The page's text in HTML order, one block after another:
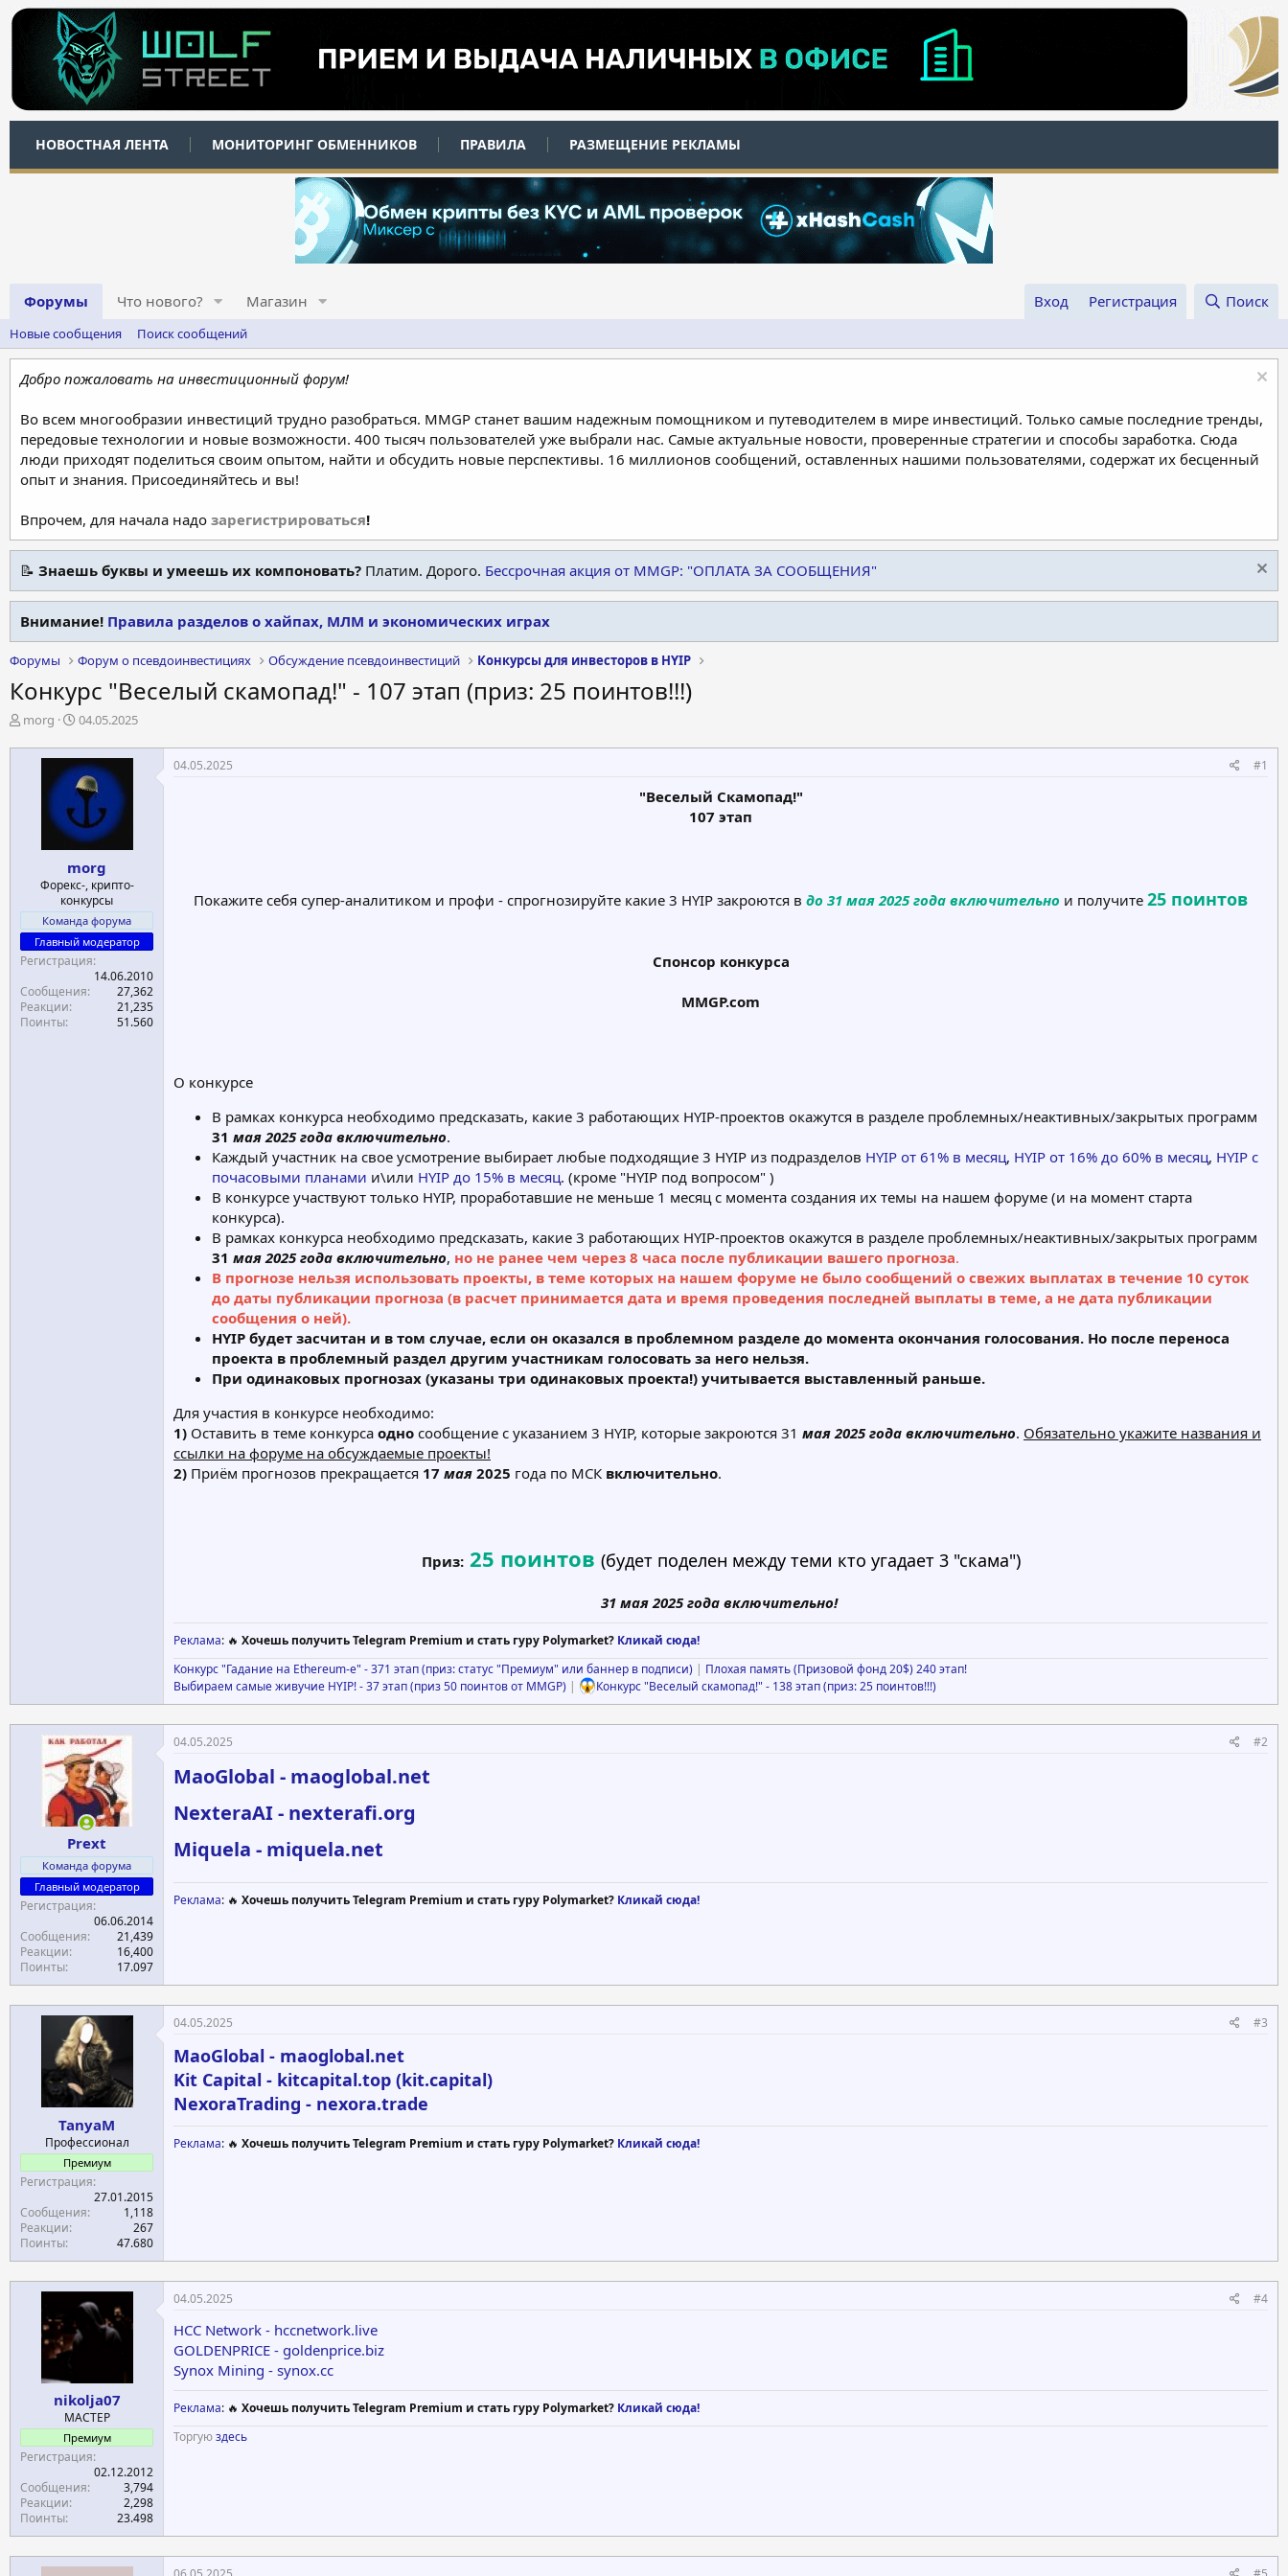
НОВОСТНАЯ ЛЕНТА МОНИТОРИНГ ОБМЕННИКОВ ПРАВИЛА РАЗМЕЩЕНИЕ РЕКЛАМЫ
Форумы Что нового? Магазин Вход Регистрация Поиск
Новые сообщения Поиск сообщений
Добро пожаловать на инвестиционный форум!
Во всем многообразии инвестиций трудно разобраться. MMGP станет вашим надежным помощником и путеводителем в мире инвестиций. Только самые последние тренды,
передовые технологии и новые возможности. 400 тысяч пользователей уже выбрали нас. Самые актуальные новости, проверенные стратегии и способы заработка. Сюда
люди приходят поделиться своим опытом, найти и обсудить новые перспективы. 16 миллионов сообщений, оставленных нашими пользователями, содержат их бесценный
опыт и знания. Присоединяйтесь и вы!
Впрочем, для начала надо зарегистрироваться!
📝 Знаешь буквы и умеешь их компоновать? Платим. Дорого. Бессрочная акция от MMGP: "ОПЛАТА ЗА СООБЩЕНИЯ"
Внимание! Правила разделов о хайпах, МЛМ и экономических играх
Форумы Форум о псевдоинвестициях Обсуждение псевдоинвестиций Конкурсы для инвесторов в HYIP
Конкурс "Веселый скамопад!" - 107 этап (приз: 25 поинтов!!!)
А
т
morg
Д
т
а
н
а
ч
а
а
04.05.2025
morg
Форекс-, крипто-
конкурсы
Команда форума
Главный модератор
Регистрация
14.06.2010
Сообщения
27,362
Реакции
21,235
Поинты
51.560
04.05.2025 #1
"Веселый Скамопад!"
107 этап
Покажите себя супер-аналитиком и профи - спрогнозируйте какие 3 HYIP закроются в до 31 мая 2025 года включительно и получите 25 поинтов
Спонсор конкурса
MMGP.com
О конкурсе
В рамках конкурса необходимо предсказать, какие 3 работающих HYIP-проектов окажутся в разделе проблемных/неактивных/закрытых программ
31 мая 2025 года включительно.
Каждый участник на свое усмотрение выбирает любые подходящие 3 HYIP из подразделов HYIP от 61% в месяц, HYIP от 16% до 60% в месяц, HYIP с
почасовыми планами и\или HYIP до 15% в месяц. (кроме "HYIP под вопросом" )
В конкурсе участвуют только HYIP, проработавшие не меньше 1 месяц с момента создания их темы на нашем форуме (и на момент старта
конкурса).
В рамках конкурса необходимо предсказать, какие 3 работающих HYIP-проектов окажутся в разделе проблемных/неактивных/закрытых программ
31 мая 2025 года включительно, но не ранее чем через 8 часа после публикации вашего прогноза.
В прогнозе нельзя использовать проекты, в теме которых на нашем форуме не было сообщений о свежих выплатах в течение 10 суток
до даты публикации прогноза (в расчет принимается дата и время проведения последней выплаты в теме, а не дата публикации
сообщения о ней).
HYIP будет засчитан и в том случае, если он оказался в проблемном разделе до момента окончания голосования. Но после переноса
проекта в проблемный раздел другим участникам голосовать за него нельзя.
При одинаковых прогнозах (указаны три одинаковых проекта!) учитывается выставленный раньше.
Для участия в конкурсе необходимо:
1) Оставить в теме конкурса одно сообщение с указанием 3 HYIP, которые закроются 31 мая 2025 года включительно. Обязательно укажите названия и
ссылки на форуме на обсуждаемые проекты!
2) Приём прогнозов прекращается 17 мая 2025 года по МСК включительно.
Приз:25 поинтов (будет поделен между теми кто угадает 3 "скама")
31 мая 2025 года включительно!
Реклама: 🔥 Хочешь получить Telegram Premium и стать гуру Polymarket? Кликай сюда!
Конкурс "Гадание на Ethereum-е" - 371 этап (приз: статус "Премиум" или баннер в подписи) | Плохая память (Призовой фонд 20$) 240 этап!
Выбираем самые живучие HYIP! - 37 этап (приз 50 поинтов от MMGP) | Конкурс "Веселый скамопад!" - 138 этап (приз: 25 поинтов!!!)
Prext
Команда форума
Главный модератор
Регистрация
06.06.2014
Сообщения
21,439
Реакции
16,400
Поинты
17.097
04.05.2025 #2
MaoGlobal - maoglobal.net
NexteraAI - nexterafi.org
Miquela - miquela.net
Реклама: 🔥 Хочешь получить Telegram Premium и стать гуру Polymarket? Кликай сюда!
TanyaM
Профессионал
Премиум
Регистрация
27.01.2015
Сообщения
1,118
Реакции
267
Поинты
47.680
04.05.2025 #3
MaoGlobal - maoglobal.net
Kit Capital - kitcapital.top (kit.capital)
NexoraTrading - nexora.trade
Реклама: 🔥 Хочешь получить Telegram Premium и стать гуру Polymarket? Кликай сюда!
nikolja07
МАСТЕР
Премиум
Регистрация
02.12.2012
Сообщения
3,794
Реакции
2,298
Поинты
23.498
04.05.2025 #4
HCC Network - hccnetwork.live
GOLDENPRICE - goldenprice.biz
Synox Mining - synox.cc
Реклама: 🔥 Хочешь получить Telegram Premium и стать гуру Polymarket? Кликай сюда!
Торгуюздесь